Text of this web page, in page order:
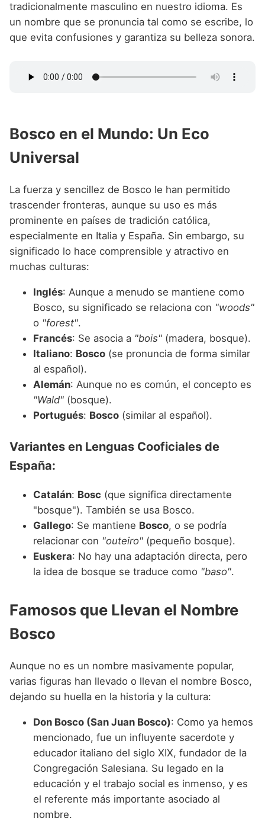
tradicionalmente masculino en nuestro idioma. Es
un nombre que se pronuncia tal como se escribe, lo
que evita confusiones y garantiza su belleza sonora.
Bosco en el Mundo: Un Eco
Universal
La fuerza y sencillez de Bosco le han permitido
trascender fronteras, aunque su uso es más
prominente en países de tradición católica,
especialmente en Italia y España. Sin embargo, su
significado lo hace comprensible y atractivo en
muchas culturas:
Inglés: Aunque a menudo se mantiene como
Bosco, su significado se relaciona con "woods"
o "forest".
Francés: Se asocia a "bois" (madera, bosque).
Italiano: Bosco (se pronuncia de forma similar
al español).
Alemán: Aunque no es común, el concepto es
"Wald" (bosque).
Portugués: Bosco (similar al español).
Variantes en Lenguas Cooficiales de
España:
Catalán: Bosc (que significa directamente
"bosque"). También se usa Bosco.
Gallego: Se mantiene Bosco, o se podría
relacionar con "outeiro" (pequeño bosque).
Euskera: No hay una adaptación directa, pero
la idea de bosque se traduce como "baso".
Famosos que Llevan el Nombre
Bosco
Aunque no es un nombre masivamente popular,
varias figuras han llevado o llevan el nombre Bosco,
dejando su huella en la historia y la cultura:
Don Bosco (San Juan Bosco): Como ya hemos
mencionado, fue un influyente sacerdote y
educador italiano del siglo XIX, fundador de la
Congregación Salesiana. Su legado en la
educación y el trabajo social es inmenso, y es
el referente más importante asociado al
nombre.